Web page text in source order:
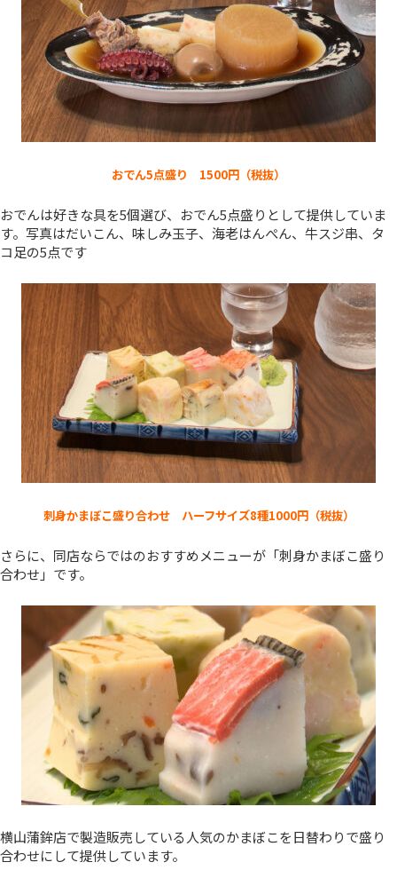
おでん5点盛り 1500円（税抜）
おでんは好きな具を5個選び、おでん5点盛りとして提供していま
す。写真はだいこん、味しみ玉子、海老はんぺん、牛スジ串、タ
コ足の5点です
刺身かまぼこ盛り合わせ ハーフサイズ8種1000円（税抜）
さらに、同店ならではのおすすめメニューが「刺身かまぼこ盛り
合わせ」です。
横山蒲鉾店で製造販売している人気のかまぼこを日替わりで盛り
合わせにして提供しています。